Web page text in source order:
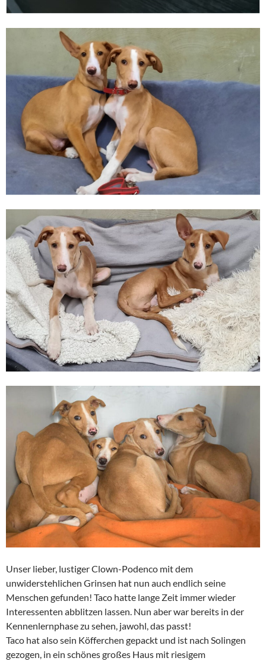
Unser lieber, lustiger Clown-Podenco mit dem
unwiderstehlichen Grinsen hat nun auch endlich seine
Menschen gefunden! Taco hatte lange Zeit immer wieder
Interessenten abblitzen lassen. Nun aber war bereits in der
Kennenlernphase zu sehen, jawohl, das passt!
Taco hat also sein Köfferchen gepackt und ist nach Solingen
gezogen, in ein schönes großes Haus mit riesigem